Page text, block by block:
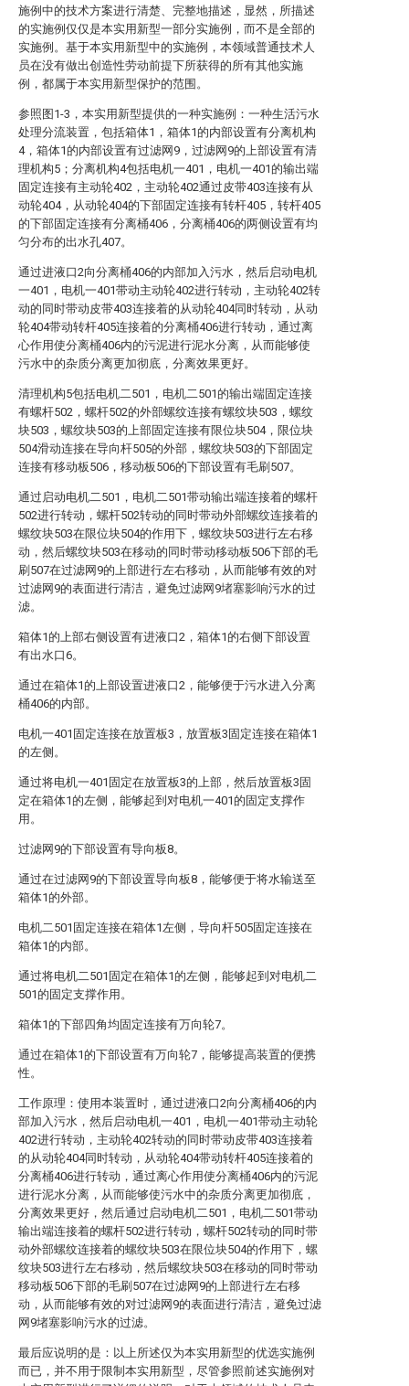
施例中的技术方案进行清楚、完整地描述，显然，所描述
的实施例仅仅是本实用新型一部分实施例，而不是全部的
实施例。基于本实用新型中的实施例，本领域普通技术人
员在没有做出创造性劳动前提下所获得的所有其他实施
例，都属于本实用新型保护的范围。
参照图1-3，本实用新型提供的一种实施例：一种生活污水
处理分流装置，包括箱体1，箱体1的内部设置有分离机构
4，箱体1的内部设置有过滤网9，过滤网9的上部设置有清
理机构5；分离机构4包括电机一401，电机一401的输出端
固定连接有主动轮402，主动轮402通过皮带403连接有从
动轮404，从动轮404的下部固定连接有转杆405，转杆405
的下部固定连接有分离桶406，分离桶406的两侧设置有均
匀分布的出水孔407。
通过进液口2向分离桶406的内部加入污水，然后启动电机
一401，电机一401带动主动轮402进行转动，主动轮402转
动的同时带动皮带403连接着的从动轮404同时转动，从动
轮404带动转杆405连接着的分离桶406进行转动，通过离
心作用使分离桶406内的污泥进行泥水分离，从而能够使
污水中的杂质分离更加彻底，分离效果更好。
清理机构5包括电机二501，电机二501的输出端固定连接
有螺杆502，螺杆502的外部螺纹连接有螺纹块503，螺纹
块503，螺纹块503的上部固定连接有限位块504，限位块
504滑动连接在导向杆505的外部，螺纹块503的下部固定
连接有移动板506，移动板506的下部设置有毛刷507。
通过启动电机二501，电机二501带动输出端连接着的螺杆
502进行转动，螺杆502转动的同时带动外部螺纹连接着的
螺纹块503在限位块504的作用下，螺纹块503进行左右移
动，然后螺纹块503在移动的同时带动移动板506下部的毛
刷507在过滤网9的上部进行左右移动，从而能够有效的对
过滤网9的表面进行清洁，避免过滤网9堵塞影响污水的过
滤。
箱体1的上部右侧设置有进液口2，箱体1的右侧下部设置
有出水口6。
通过在箱体1的上部设置进液口2，能够便于污水进入分离
桶406的内部。
电机一401固定连接在放置板3，放置板3固定连接在箱体1
的左侧。
通过将电机一401固定在放置板3的上部，然后放置板3固
定在箱体1的左侧，能够起到对电机一401的固定支撑作
用。
过滤网9的下部设置有导向板8。
通过在过滤网9的下部设置导向板8，能够便于将水输送至
箱体1的外部。
电机二501固定连接在箱体1左侧，导向杆505固定连接在
箱体1的内部。
通过将电机二501固定在箱体1的左侧，能够起到对电机二
501的固定支撑作用。
箱体1的下部四角均固定连接有万向轮7。
通过在箱体1的下部设置有万向轮7，能够提高装置的便携
性。
工作原理：使用本装置时，通过进液口2向分离桶406的内
部加入污水，然后启动电机一401，电机一401带动主动轮
402进行转动，主动轮402转动的同时带动皮带403连接着
的从动轮404同时转动，从动轮404带动转杆405连接着的
分离桶406进行转动，通过离心作用使分离桶406内的污泥
进行泥水分离，从而能够使污水中的杂质分离更加彻底，
分离效果更好，然后通过启动电机二501，电机二501带动
输出端连接着的螺杆502进行转动，螺杆502转动的同时带
动外部螺纹连接着的螺纹块503在限位块504的作用下，螺
纹块503进行左右移动，然后螺纹块503在移动的同时带动
移动板506下部的毛刷507在过滤网9的上部进行左右移
动，从而能够有效的对过滤网9的表面进行清洁，避免过滤
网9堵塞影响污水的过滤。
最后应说明的是：以上所述仅为本实用新型的优选实施例
而已，并不用于限制本实用新型，尽管参照前述实施例对